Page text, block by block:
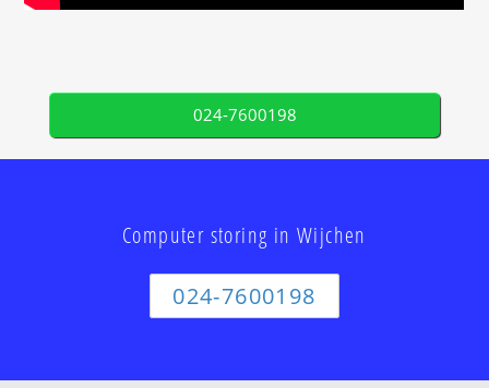
024-7600198
Computer storing in Wijchen
024-7600198